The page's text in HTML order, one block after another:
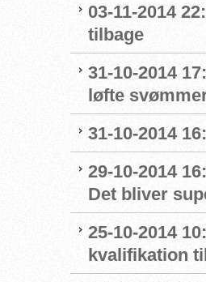
03-11-2014
tilbage
31-10-2014
løfte
31-10-2014
29-10-2014
Det bliver
25-10-2014
kvalifikation